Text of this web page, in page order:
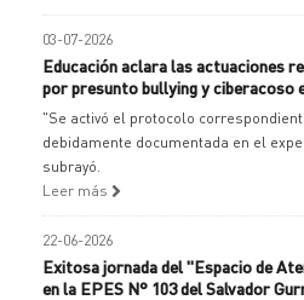
03-07-2026
Educación aclara las actuaciones
por presunto bullying y ciberacoso
"Se activó el protocolo
debidamente documentada en el
subrayó.
Leer más
22-06-2026
Exitosa jornada del "Espacio de
en la EPES N° 103 del Salvador